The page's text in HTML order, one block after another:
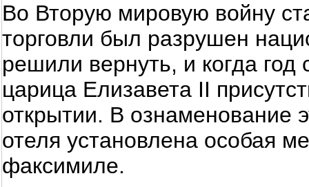
Во Вторую мировую войну
торговли был разрушен
решили вернуть, и когда
царица Елизавета II
открытии. В ознаменование
отеля установлена особая
факсимиле.